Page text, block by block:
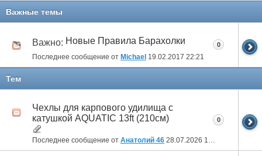
Важные темы
Важно: Новые Правила Барахолки
Последнее сообщение от Michael 19.02.2017 22:21
0
Тем
Чехлы для карпового удилища с
катушкой AQUATIC 13ft (210см)
Последнее сообщение от Анатолий 46 28.07.2026 17:56
0